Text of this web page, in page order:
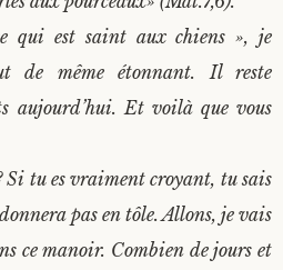
qui est saint aux chiens », je
de même étonnant. Il reste
aujourd’hui. Et voilà que vous
Si tu es vraiment croyant, tu sais
pas en tôle. Allons, je vais
ce manoir. Combien de jours et